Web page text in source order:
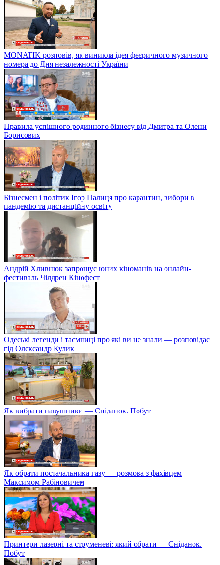
MONATIK розповів, як виникла ідея феєричного музичного
номера до Дня незалежності України
Правила успішного родинного бізнесу від Дмитра та Олени
Борисових
Бізнесмен і політик Ігор Палиця про карантин, вибори в
пандемію та дистанційну освіту
Андрій Хливнюк запрошує юних кіноманів на онлайн-
фестиваль Чілдрен Кінофест
Одеські легенди і таємниці про які ви не знали — розповідає
гід Олександр Кулик
Як вибрати навушники — Сніданок. Побут
Як обрати постачальника газу — розмова з фахівцем
Максимом Рабіновичем
Принтери лазерні та струменеві: який обрати — Сніданок.
Побут